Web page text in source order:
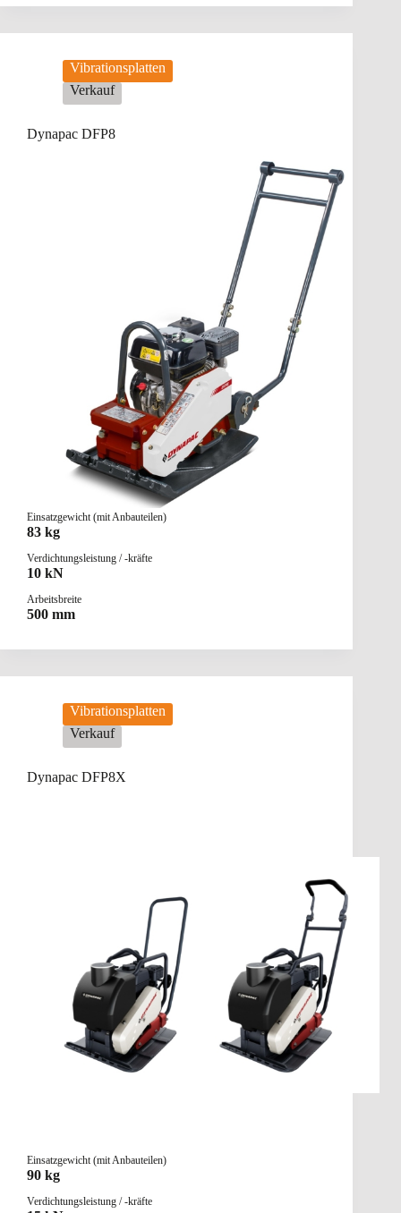
Vibrationsplatten
Verkauf
Dynapac DFP8
Einsatzgewicht (mit Anbauteilen)
83 kg
Verdichtungsleistung / -kräfte
10 kN
Arbeitsbreite
500 mm
Vibrationsplatten
Verkauf
Dynapac DFP8X
Einsatzgewicht (mit Anbauteilen)
90 kg
Verdichtungsleistung / -kräfte